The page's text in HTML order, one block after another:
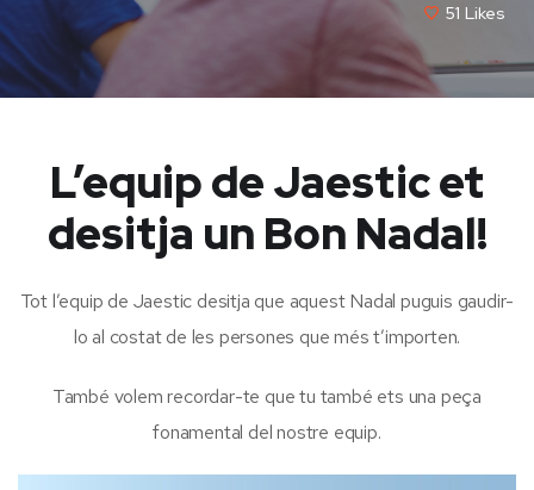
51 Likes
L’equip de Jaestic et
desitja un Bon Nadal!
Tot l’equip de Jaestic desitja que aquest Nadal puguis gaudir-
lo al costat de les persones que més t’importen.
També volem recordar-te que tu també ets una peça
fonamental del nostre equip.